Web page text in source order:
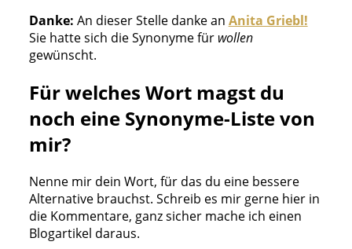
Danke: An dieser Stelle danke an Anita Griebl!
Sie hatte sich die Synonyme für wollen
gewünscht.
Für welches Wort magst du
noch eine Synonyme-Liste von
mir?
Nenne mir dein Wort, für das du eine bessere
Alternative brauchst. Schreib es mir gerne hier in
die Kommentare, ganz sicher mache ich einen
Blogartikel daraus.